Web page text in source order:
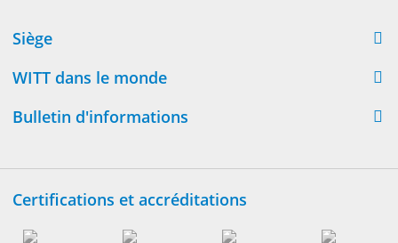
Siège
WITT dans le monde
Bulletin d'informations
Certifications et accréditations